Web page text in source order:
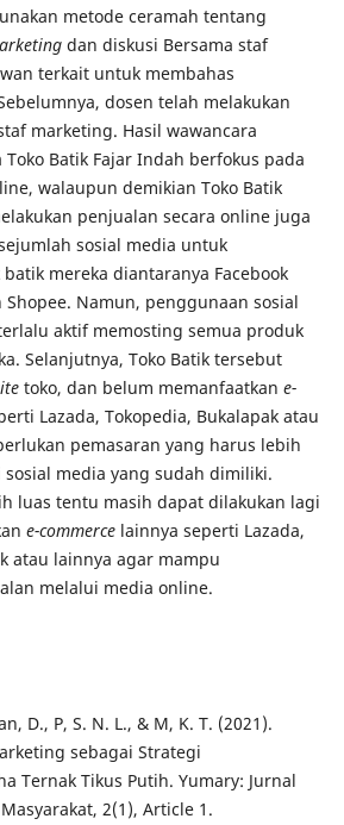
metode ceramah tentang
dan diskusi Bersama staf
terkait untuk membahas
dosen telah melakukan
marketing. Hasil wawancara
Batik Fajar Indah berfokus pada
walaupun demikian Toko Batik
penjualan secara online juga
sosial media untuk
mereka diantaranya Facebook
Namun, penggunaan sosial
aktif memosting semua produk
Selanjutnya, Toko Batik tersebut
toko, dan belum memanfaatkan e-
Lazada, Tokopedia, Bukalapak atau
pemasaran yang harus lebih
media yang sudah dimiliki.
luas tentu masih dapat dilakukan lagi
e-commercelainnya seperti Lazada,
atau lainnya agar mampu
melalui media online.
D., P, S. N. L., & M, K. T. (2021).
sebagai Strategi
Ternak Tikus Putih. Yumary: Jurnal
2(1), Article 1.